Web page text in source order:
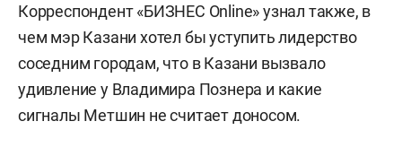
Корреспондент «БИЗНЕС Online» узнал также, в
чем мэр Казани хотел бы уступить лидерство
соседним городам, что в Казани вызвало
удивление у Владимира Познера и какие
сигналы Метшин не считает доносом.